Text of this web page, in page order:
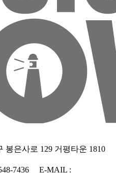
봉은사로 129 거평타운 1810
7436
E-MAIL :